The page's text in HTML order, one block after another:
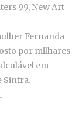
99, New Art
Fernanda
por milhares
em
Sintra.